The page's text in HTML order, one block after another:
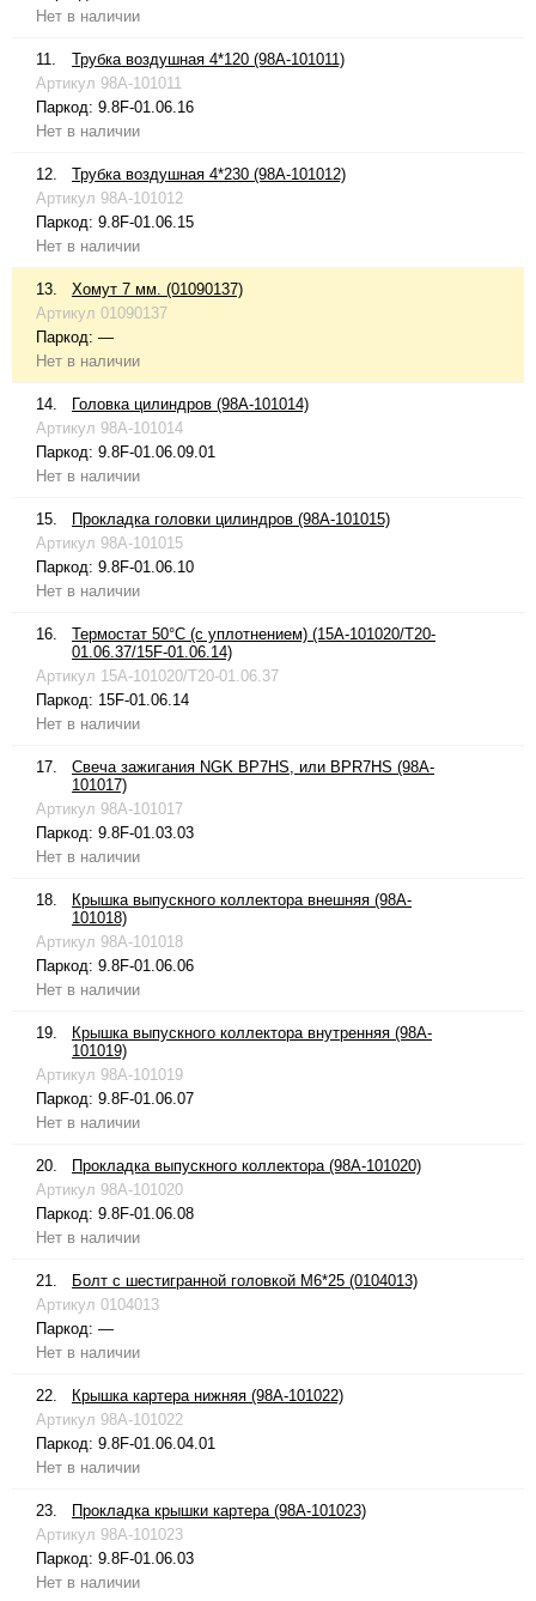
Нет в наличии
11.
Трубка воздушная 4*120 (98A-101011)
Артикул 98A-101011
Паркод: 9.8F-01.06.16
Нет в наличии
12.
Трубка воздушная 4*230 (98A-101012)
Артикул 98A-101012
Паркод: 9.8F-01.06.15
Нет в наличии
13.
Хомут 7 мм. (01090137)
Артикул 01090137
Паркод: —
Нет в наличии
14.
Головка цилиндров (98A-101014)
Артикул 98A-101014
Паркод: 9.8F-01.06.09.01
Нет в наличии
15.
Прокладка головки цилиндров (98A-101015)
Артикул 98A-101015
Паркод: 9.8F-01.06.10
Нет в наличии
16.
Термостат 50°С (с уплотнением) (15A-101020/T20-
01.06.37/15F-01.06.14)
Артикул 15A-101020/T20-01.06.37
Паркод: 15F-01.06.14
Нет в наличии
17.
Свеча зажигания NGK BP7HS, или BPR7HS (98A-
101017)
Артикул 98A-101017
Паркод: 9.8F-01.03.03
Нет в наличии
18.
Крышка выпускного коллектора внешняя (98A-
101018)
Артикул 98A-101018
Паркод: 9.8F-01.06.06
Нет в наличии
19.
Крышка выпускного коллектора внутренняя (98A-
101019)
Артикул 98A-101019
Паркод: 9.8F-01.06.07
Нет в наличии
20.
Прокладка выпускного коллектора (98A-101020)
Артикул 98A-101020
Паркод: 9.8F-01.06.08
Нет в наличии
21.
Болт с шестигранной головкой М6*25 (0104013)
Артикул 0104013
Паркод: —
Нет в наличии
22.
Крышка картера нижняя (98A-101022)
Артикул 98A-101022
Паркод: 9.8F-01.06.04.01
Нет в наличии
23.
Прокладка крышки картера (98A-101023)
Артикул 98A-101023
Паркод: 9.8F-01.06.03
Нет в наличии